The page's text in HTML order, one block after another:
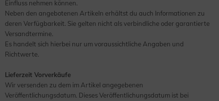
Einfluss nehmen können.
Neben den angebotenen Artikeln erhältst du auch Informationen zu
deren Verfügbarkeit. Sie gelten nicht als verbindliche oder garantierte
Versandtermine.
Es handelt sich hierbei nur um voraussichtliche Angaben und
Richtwerte.
Lieferzeit Vorverkäufe
Wir versenden zu dem im Artikel angegebenen
Veröffentlichungsdatum. Dieses Veröffentlichungsdatum ist bei